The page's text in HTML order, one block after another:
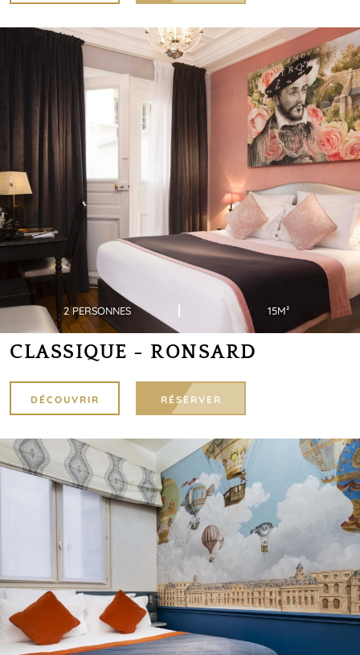
2 PERSONNES 15M²
CLASSIQUE - RONSARD
DÉCOUVRIR RÉSERVER